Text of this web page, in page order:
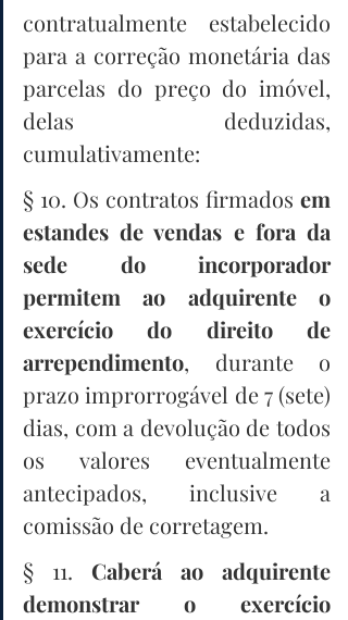
contratualmente estabelecido
para a correção monetária das
parcelas do preço do imóvel,
delas deduzidas,
cumulativamente:
§ 10. Os contratos firmados em
estandes de vendas e fora da
sede do incorporador
permitem ao adquirente o
exercício do direito de
arrependimento, durante o
prazo improrrogável de 7 (sete)
dias, com a devolução de todos
os valores eventualmente
antecipados, inclusive a
comissão de corretagem.
§ 11. Caberá ao adquirente
demonstrar o exercício